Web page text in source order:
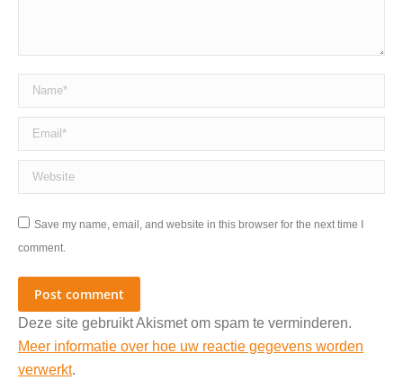
Name *
Email *
Website
Save my name, email, and website in this browser for the next time I
comment.
Post comment
Deze site gebruikt Akismet om spam te verminderen.
Meer informatie over hoe uw reactie gegevens worden
verwerkt.